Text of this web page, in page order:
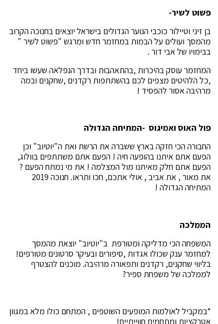
פשוט לשיר-
בן זיני וטיילור כוכבי הנוער הגדולים בישראל יוצאים בחנוכה הקרוב
מהמסך ועולים על הבמות במחזמר חדש ומרגש "פשוט לשיר "
בבימויו של אבי דור .
המחזמר עוסק בהיכרות ,בהתאהבות ובדרך הנפלאה שעשו ביחד
,כל הלהיטים מצפים לכם בהשתתפות רקדנים ,שחקנים ובמה
מרהיבה אסור להפסיד !
פול האוס ואמיגוס -המתיחה הגדולה
החבורה הכי חזקה בארץ ששברה את הרשת ואת ה"יוטיוב" וכן
הפעם אתם איתנו בהופעה חיה ! הפעם אתם משתתפים בוולוג,
הפעם אתם חלק מאיתנו מול המצלמה ! את מי נמתח הפעם ?
את מאור , את אביב , אולי אתכם, חכו ותראו. חנוכה 2019
המתיחה הגדולה !
הממלכה
המשפחה הכי מדליקה ומטורפת ב"יוטיוב" יוצאת מהמסך
למחזמר ענק שכולו אגדות ,סיפורים ובעיקר סרטונים מטורפים!
בליווי שחקנים, רקדנים ותפאורה מרהיבה. מוכנים להצטרף
לממלכה של משפחת ספיר?
*במקביל לאולמות המופעים השוטפים , המתחם כולו מלא במגוון
אטרקציות ומתחמים חווייתיים!